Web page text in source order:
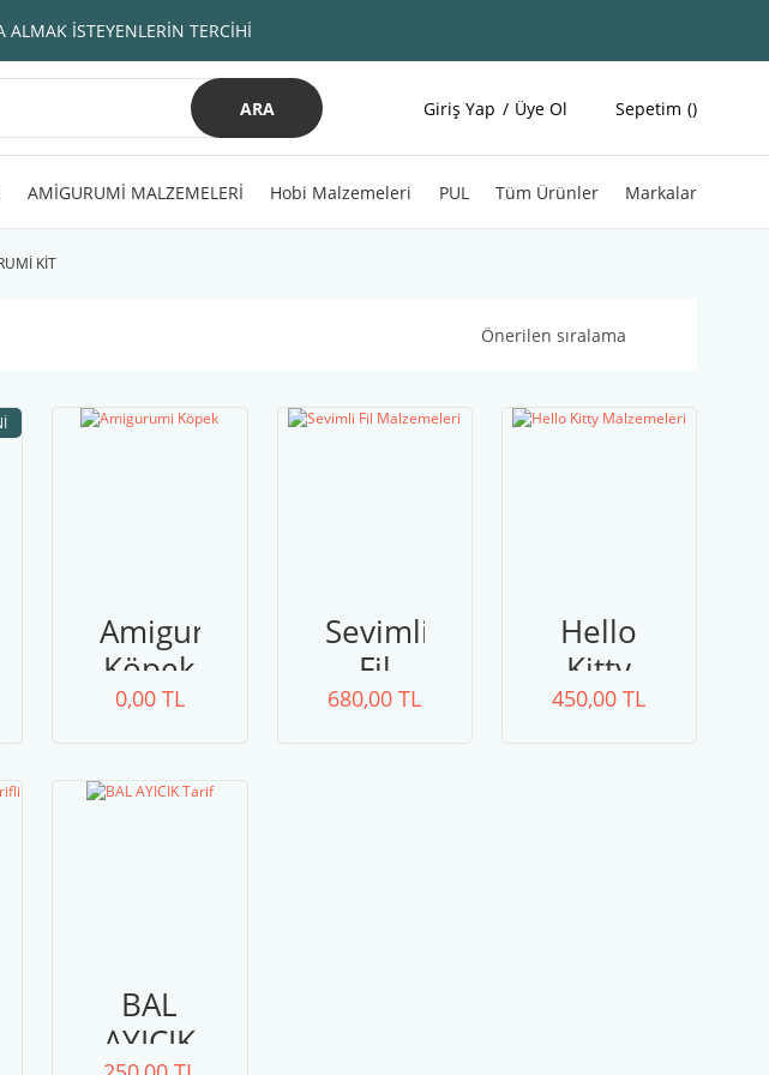
İSTEYENLERİN TERCİHİ
ARA Giriş Yap Üye Ol Sepetim
AMİGURUMİ MALZEMELERİ Hobi Malzemeleri PUL Tüm Ürünler Markalar
KİT
Amigurumi
Köpek
0,00 TL
Sevimli
Fil
Malzemeleri
680,00 TL
Hello
Kitty
Malzemeleri
450,00 TL
BAL
AYICIK